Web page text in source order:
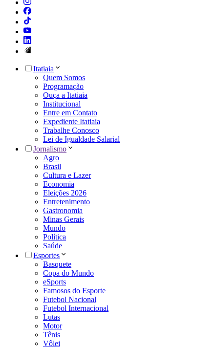
Itatiaia
Quem Somos
Programação
Ouça a Itatiaia
Institucional
Entre em Contato
Expediente Itatiaia
Trabalhe Conosco
Lei de Igualdade Salarial
Jornalismo
Agro
Brasil
Cultura e Lazer
Economia
Eleições 2026
Entretenimento
Gastronomia
Minas Gerais
Mundo
Política
Saúde
Esportes
Basquete
Copa do Mundo
eSports
Famosos do Esporte
Futebol Nacional
Futebol Internacional
Lutas
Motor
Tênis
Vôlei